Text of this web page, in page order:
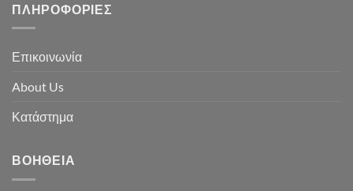
ΠΛΗΡΟΦΟΡΊΕΣ
Επικοινωνία
About Us
Κατάστημα
ΒΟΉΘΕΙΑ